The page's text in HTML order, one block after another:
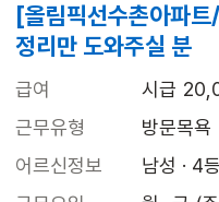
[올림픽선수촌아파
정리만 도와주실 분
급여
시급
근무유형
방문목욕
어르신정보
남성 · 4